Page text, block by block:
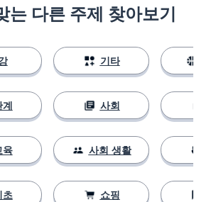
는 다른 주제 찾아보기
계
육
초
기타
사회
사회 생활
쇼핑